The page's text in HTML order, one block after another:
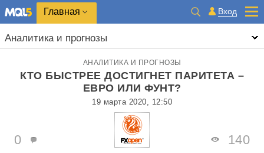
Главная Вход
Аналитика и прогнозы
АНАЛИТИКА И ПРОГНОЗЫ
КТО БЫСТРЕЕ ДОСТИГНЕТ ПАРИТЕТА –
ЕВРО ИЛИ ФУНТ?
19 марта 2020, 12:50
0 140